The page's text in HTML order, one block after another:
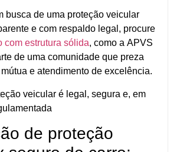
busca de uma proteção veicular
e com respaldo legal , procure
com estrutura sólida, como a APVS
de uma comunidade que preza
e atendimento de excelência.
veicular é legal, segura e, em
de proteção